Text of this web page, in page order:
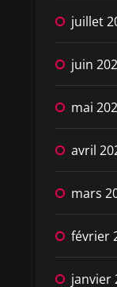
juillet
juin
mai
avril
mars
février
janvier